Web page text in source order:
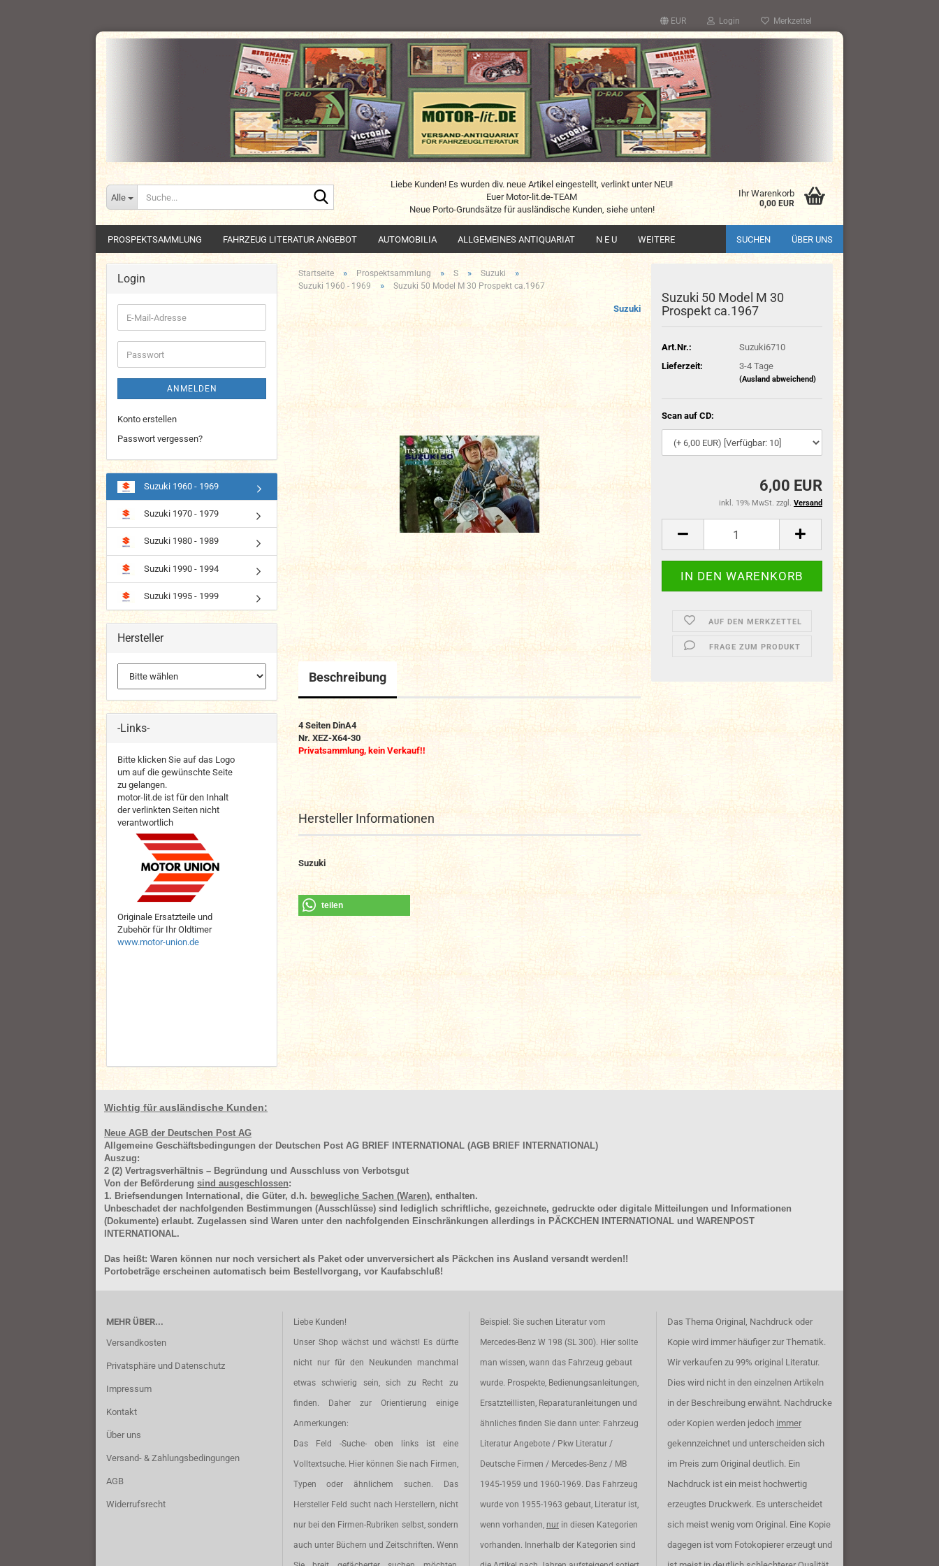
EUR Login Merkzettel
Alle
Liebe Kunden! Es wurden div. neue Artikel eingestellt, verlinkt unter NEU!
Euer Motor-lit.de-TEAM
Neue Porto-Grundsätze für ausländische Kunden, siehe unten!
Ihr Warenkorb
0,00 EUR
PROSPEKTSAMMLUNG FAHRZEUG LITERATUR ANGEBOT AUTOMOBILIA ALLGEMEINES ANTIQUARIAT N E U SUCHEN ÜBER UNS
WEITERE
Startseite » Prospektsammlung » S » Suzuki »
Suzuki 1960 - 1969 » Suzuki 50 Model M 30 Prospekt ca.1967
Suzuki
Suzuki 50 Model M 30
Prospekt ca.1967
Art.Nr.:
Suzuki6710
Lieferzeit:
3-4 Tage
(Ausland abweichend)
Scan auf CD:
6,00 EUR
inkl. 19% MwSt. zzgl. Versand
AUF DEN MERKZETTEL
FRAGE ZUM PRODUKT
Beschreibung
4 Seiten DinA4
Nr. XEZ-X64-30
Privatsammlung, kein Verkauf!!
Hersteller Informationen
Suzuki
teilen
Login
E-
Mail-
Adresse
Passwort
ANMELDEN
Konto erstellen
Passwort vergessen?
Suzuki 1960 - 1969
Suzuki 1970 - 1979
Suzuki 1980 - 1989
Suzuki 1990 - 1994
Suzuki 1995 - 1999
Hersteller
-Links-
Bitte klicken Sie auf das Logo
um auf die gewünschte Seite
zu gelangen.
motor-lit.de ist für den Inhalt
der verlinkten Seiten nicht
verantwortlich
Originale Ersatzteile und
Zubehör für Ihr Oldtimer
www.motor-union.de
Wichtig für ausländische Kunden:
Neue AGB der Deutschen Post AG
Allgemeine Geschäftsbedingungen der Deutschen Post AG BRIEF INTERNATIONAL (AGB BRIEF INTERNATIONAL)
Auszug:
2 (2) Vertragsverhältnis – Begründung und Ausschluss von Verbotsgut
Von der Beförderung sind ausgeschlossen:
1. Briefsendungen International, die Güter, d.h. bewegliche Sachen (Waren), enthalten.
Unbeschadet der nachfolgenden Bestimmungen (Ausschlüsse) sind lediglich schriftliche, gezeichnete, gedruckte oder digitale Mitteilungen und Informationen
(Dokumente) erlaubt. Zugelassen sind Waren unter den nachfolgenden Einschränkungen allerdings in PÄCKCHEN INTERNATIONAL und WARENPOST
INTERNATIONAL.
Das heißt: Waren können nur noch versichert als Paket oder unverversichert als Päckchen ins Ausland versandt werden!!
Portobeträge erscheinen automatisch beim Bestellvorgang, vor Kaufabschluß!
MEHR ÜBER...
Versandkosten
Privatsphäre und Datenschutz
Impressum
Kontakt
Über uns
Versand- & Zahlungsbedingungen
AGB
Widerrufsrecht
Liebe Kunden!
Unser Shop wächst und wächst! Es dürfte
nicht nur für den Neukunden manchmal
etwas schwierig sein, sich zu Recht zu
finden. Daher zur Orientierung einige
Anmerkungen:
Das Feld -Suche- oben links ist eine
Volltextsuche. Hier können Sie nach Firmen,
Typen oder ähnlichem suchen. Das
Hersteller Feld sucht nach Herstellern, nicht
nur bei den Firmen-Rubriken selbst, sondern
auch unter Büchern und Zeitschriften. Wenn
Beispiel: Sie suchen Literatur vom
Mercedes-Benz W 198 (SL 300). Hier sollte
man wissen, wann das Fahrzeug gebaut
wurde. Prospekte, Bedienungsanleitungen,
Ersatzteillisten, Reparaturanleitungen und
ähnliches finden Sie dann unter: Fahrzeug
Literatur Angebote / Pkw Literatur /
Deutsche Firmen / Mercedes-Benz / MB
1945-1959 und 1960-1969. Das Fahrzeug
wurde von 1955-1963 gebaut, Literatur ist,
wenn vorhanden, nur in diesen Kategorien
vorhanden. Innerhalb der Kategorien sind
Das Thema Original, Nachdruck oder
Kopie wird immer häufiger zur Thematik.
Wir verkaufen zu 99% original Literatur.
Dies wird nicht in den einzelnen Artikeln
in der Beschreibung erwähnt. Nachdrucke
oder Kopien werden jedoch immer
gekennzeichnet und unterscheiden sich
im Preis zum Original deutlich. Ein
Nachdruck ist ein meist hochwertig
erzeugtes Druckwerk. Es unterscheidet
sich meist wenig vom Original. Eine Kopie
dagegen ist vom Fotokopierer erzeugt und